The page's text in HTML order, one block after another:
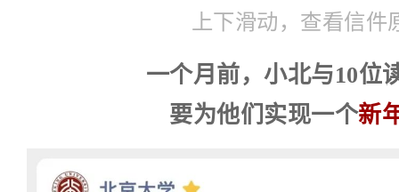
高考快到了，我想说的是：你已经
场，就把心放下来，一道一道做题，
如何都是你不应考虑的未来。说来都
自己一步步走过，莫担心，厚积薄发
你说想考出去，也想为家乡争光，我
事。无记未来的你走到哪里，家乡的
上下滑动，查看信件
一个月前，小北与10位
要为他们实现一个新